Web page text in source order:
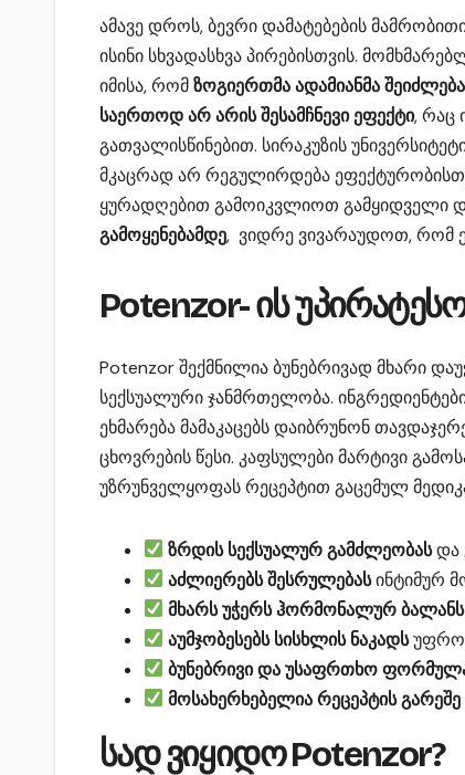
ამავე დროს, ბევრი დამატებების
ისინი სხვადასხვა პირებისთვის.
იმისა, რომზოგიერთმა ადამიანმა
საერთოდ არ არის შესამჩნევი ეფექტი, რაც
გათვალისწინებით. სირაკუზის
მკაცრად არ რეგულირდება
ყურადღებით გამოიკვლიოთ გამყიდველი
გამოყენებამდე, ვიდრე ვივარაუდოთ, რომ
Potenzor- ის
Potenzor შექმნილია ბუნებრივად მხარი
სექსუალური ჯანმრთელობა.
ეხმარება მამაკაცებს დაიბრუნონ
ცხოვრების წესი. კაფსულები მარტივი
უზრუნველყოფას რეცეპტით გაცემულ
ზრდის სექსუალურ გამძლეობასდა
აძლიერებს შესრულებასინტიმურ
მხარს უჭერს ჰორმონალურ
აუმჯობესებს სისხლის ნაკადსუფრო
ბუნებრივი და უსაფრთხო
მოსახერხებელია რეცეპტის
სად ვიყიდო Potenzor?